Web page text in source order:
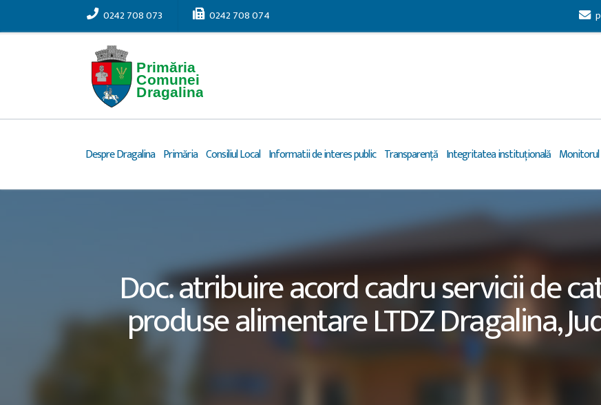
0242 708 073 0242 708 074
Despre Dragalina Primăria Consiliul Local Informatii de interes public Transparență Integritatea instituțională
Doc. atribuire acord cadru servicii de
produse alimentare LTDZ Dragalina,